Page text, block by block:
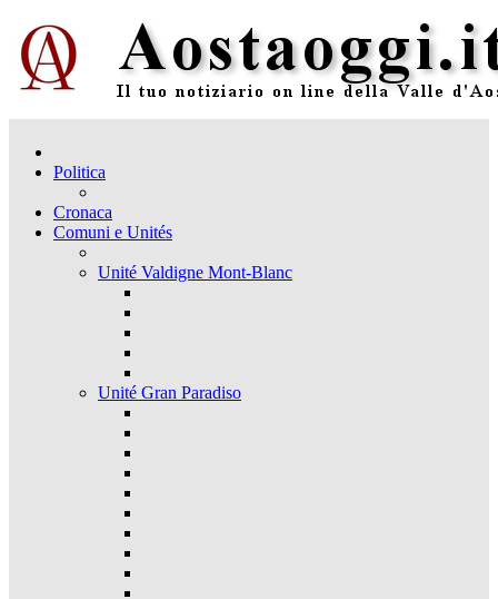
Politica
Cronaca
Comuni e Unités
Unité Valdigne Mont-Blanc
Unité Gran Paradiso